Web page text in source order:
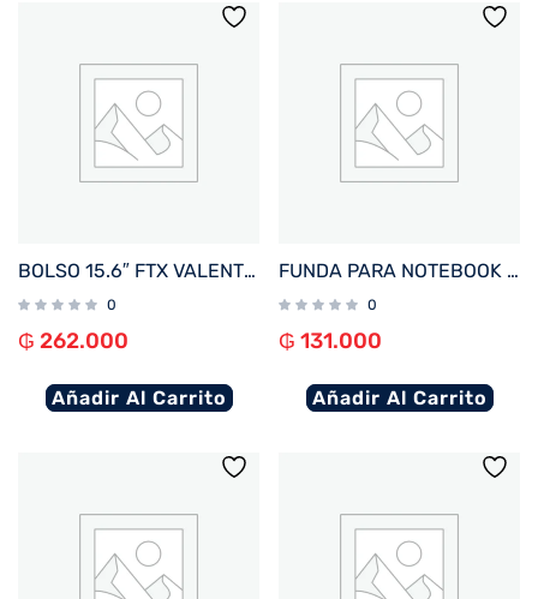
BOLSO 15.6″ FTX VALENTINA-BK NEGRO
0
₲ 262.000
Añadir Al Carrito
FUNDA PARA NOTEBOOK FTX ZENIT-BL 16″ AZUL 124986
0
₲ 131.000
Añadir Al Carrito